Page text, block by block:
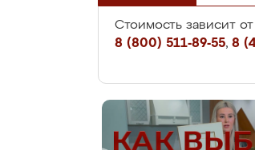
Стоимость зависит от
8 (800) 511-89-55, 8